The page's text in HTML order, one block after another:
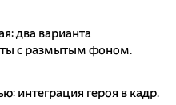
два варианта
с размытым фоном.
интеграция героя в кадр.